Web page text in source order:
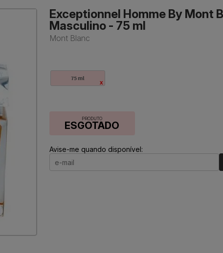
Exceptionnel Homme By Mont
Masculino - 75 ml
Mont Blanc
75 ml
PRODUTO
ESGOTADO
Avise-me quando disponível: